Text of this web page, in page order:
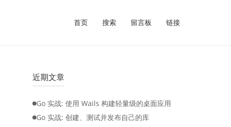
首页 搜索 留言板 链接
近期文章
Go 实战: 使用 Wails 构建轻量级的桌面应用
Go 实战: 创建、测试并发布自己的库